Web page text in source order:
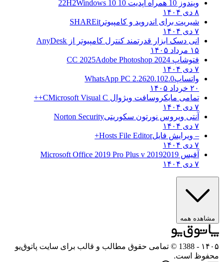
ویندوز 10 همراه آپدیت 10 22H2
Windows 10
۸ دی ۱۴۰۴
شیریت برای اندروید و کامپیوتر SHAREit
۷ دی ۱۴۰۴
انی دسک ابزار قدرتمند کنترل کامپیوتر از AnyDesk
۱۵ مرداد ۱۴۰۵
فتوشاپ CC 2025 Adobe Photoshop 2024
۷ دی ۱۴۰۴
واتساپWhatsApp PC 2.2620.102.0
۲۰ خرداد ۱۴۰۵
تمامی مایکروسافت ویژوال C Microsoft Visual C++
۷ دی ۱۴۰۴
آنتی ویروس نورتون سکوریتیNorton Security
۷ دی ۱۴۰۴
– ویرایش فایلHosts File Editor+
۷ دی ۱۴۰۴
آفیس 2019 2019 Microsoft Office 2019 Pro Plus v
۷ دی ۱۴۰۴
مشاهده همه
۱۴۰۵
- 1388 © تمامی حقوق مطالب و قالب برای سایت پاتوق‌یو
محفوظ است.